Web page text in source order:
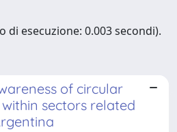
di esecuzione: 0.003 secondi).
of circular
sectors related